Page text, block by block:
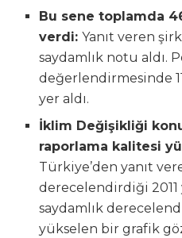
Bu sene toplamda
verdi:Yanıt veren
saydamlık notu aldı.
değerlendirmesinde
yer aldı.
İklim Değişikliği
raporlama kalitesi
Türkiye’den yanıt
derecelendirdiği 2011
saydamlık
yükselen bir grafik